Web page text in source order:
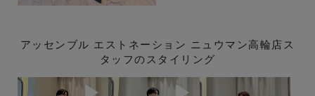
アッセンブル エストネーション ニュウマン高輪店ス
タッフのスタイリング